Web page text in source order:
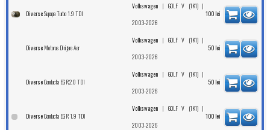
DiverseSupapa Turbo 1.9 TDI
Volkswagen | GOLF V (1K1)|
2003-2026
100 lei
Diverse Motoras Dirijare Aer
Volkswagen | GOLF V (1K1)|
2003-2026
50 lei
DiverseConducta EGR,2.0 TDI
Volkswagen | GOLF V (1K1)|
2003-2026
50 lei
DiverseConducta EGR 1.9 TDI
Volkswagen | GOLF V (1K1)|
2003-2026
100 lei